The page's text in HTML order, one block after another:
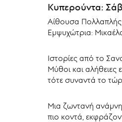
Κυπερούντα:
Αίθουσα
Εμψυχώτρια:
Ιστορίες από το
Μύθοι και
τότε συναντά το
Μια ζωντανή
πιο κοντά,